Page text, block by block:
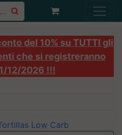
del 10% su TUTTI gli
che si registreranno
12/2026 !!!
Low Carb